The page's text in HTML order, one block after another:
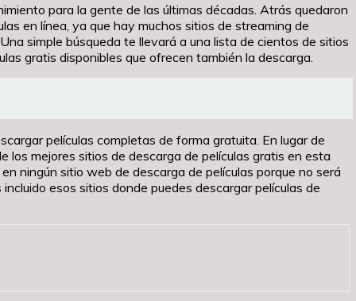
para la gente de las últimas décadas. Atrás quedaron
en línea, ya que hay muchos sitios de streaming de
simple búsqueda te llevará a una lista de cientos de sitios
gratis disponibles que ofrecen también la descarga.
películas completas de forma gratuita. En lugar de
los mejores sitios de descarga de películas gratis en esta
ningún sitio web de descarga de películas porque no será
esos sitios donde puedes descargar películas de